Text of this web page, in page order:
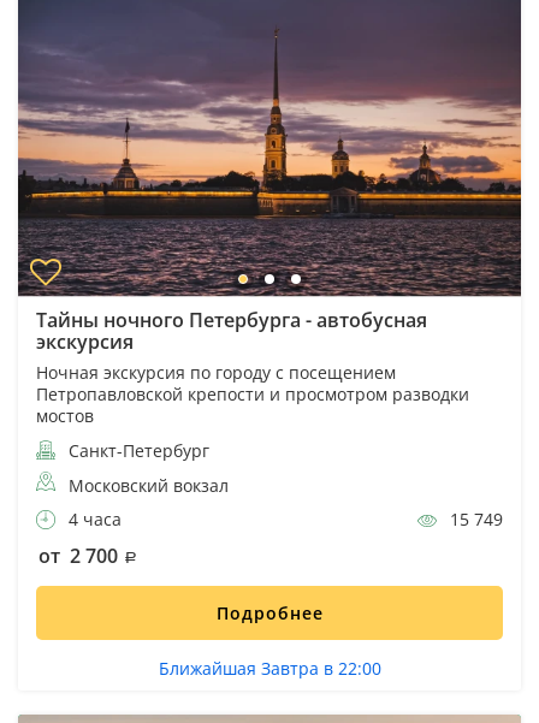
Тайны ночного Петербурга - автобусная
экскурсия
Ночная экскурсия по городу с посещением
Петропавловской крепости и просмотром разводки
мостов
Санкт-Петербург
Московский вокзал
4 часа
15 749
от 2 700
Подробнее
Ближайшая Завтра в 22:00